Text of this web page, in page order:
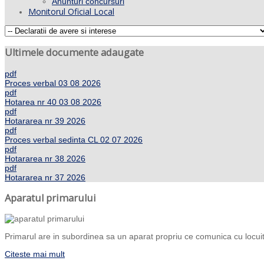
Monitorul Oficial Local
Ultimele documente adaugate
pdf
Proces verbal 03 08 2026
pdf
Hotarea nr 40 03 08 2026
pdf
Hotararea nr 39 2026
pdf
Proces verbal sedinta CL 02 07 2026
pdf
Hotararea nr 38 2026
pdf
Hotararea nr 37 2026
Aparatul primarului
Primarul are in subordinea sa un aparat propriu ce comunica cu
Citeste mai mult